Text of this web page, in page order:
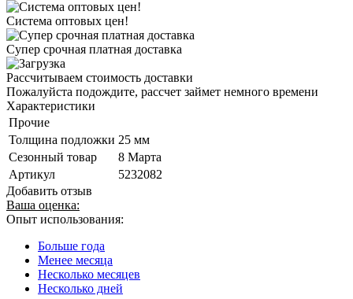
Система оптовых цен!
Супер срочная платная доставка
Рассчитываем стоимость доставки
Пожалуйста подождите, рассчет займет немного времени
Характеристики
Прочие
Толщина подложки 25 мм
Сезонный товар
8 Марта
Артикул
5232082
Добавить отзыв
Ваша оценка:
Опыт использования:
Больше года
Менее месяца
Несколько месяцев
Несколько дней